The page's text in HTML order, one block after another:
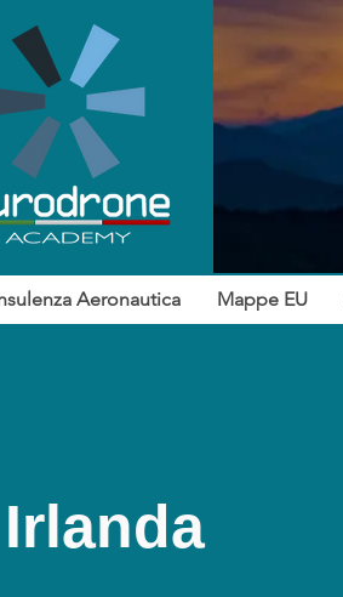
Aeronautica Mappe EU
Irlanda